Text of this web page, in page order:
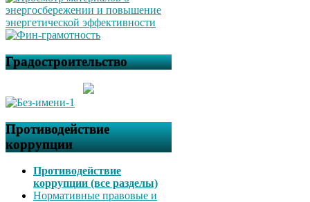
Градостроительство
Противодействие
коррупции
Противодействие
коррупции (все разделы)
Нормативные правовые и